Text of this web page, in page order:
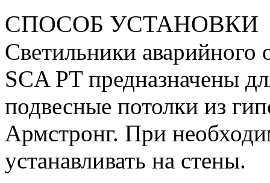
СПОСОБ УСТАНОВКИ
Светильники
SCA PT предназначены
подвесные потолки из
Армстронг. При
устанавливать на стены.